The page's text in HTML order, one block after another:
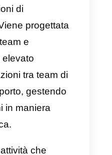
ad
la gestione
clienti,
le interazioni sulle
come
creando flussi e